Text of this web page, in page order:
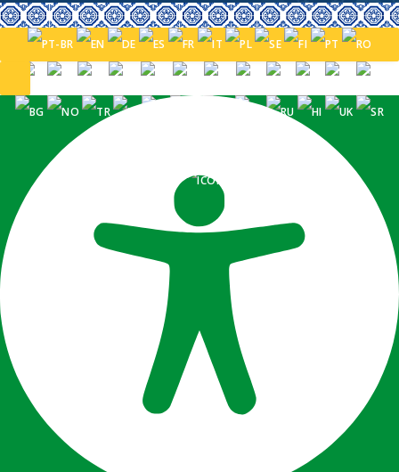
PORTUGUÊS (BRASIL)